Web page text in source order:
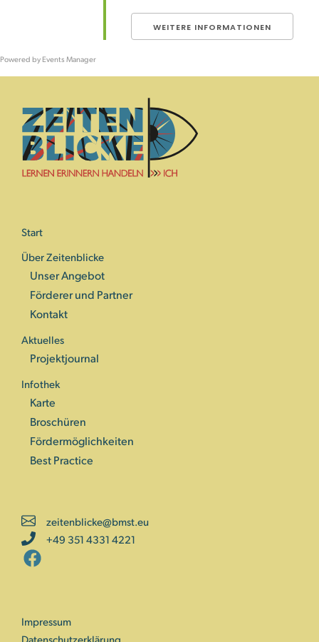
WEITERE INFORMATIONEN
Powered by Events Manager
Start
Über Zeitenblicke
Unser Angebot
Förderer und Partner
Kontakt
Aktuelles
Projektjournal
Infothek
Karte
Broschüren
Fördermöglichkeiten
Best Practice
zeitenblicke@bmst.eu
+49 351 4331 4221
Impressum
Datenschutzerklärung